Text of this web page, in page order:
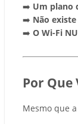
➡️ Um plano
➡️ Não
➡️ O Wi-Fi
Por Que
Mesmo que